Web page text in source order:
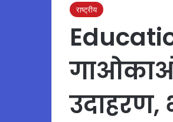
राष्ट्रीय
गाओकाओ
उदाहरण,